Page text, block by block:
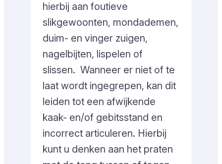
hierbij aan foutieve
slikgewoonten, mondademen,
duim- en vinger zuigen,
nagelbijten, lispelen of
slissen. Wanneer er niet of te
laat wordt ingegrepen, kan dit
leiden tot een afwijkende
kaak- en/of gebitsstand en
incorrect articuleren. Hierbij
kunt u denken aan het praten